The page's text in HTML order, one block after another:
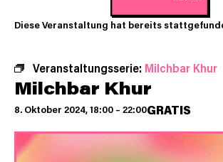
Diese Veranstaltung hat bereits
Veranstaltungsserie: Milchbar Khur
Milchbar Khur
8. Oktober 2024, 18:00 – 22:00GRATIS